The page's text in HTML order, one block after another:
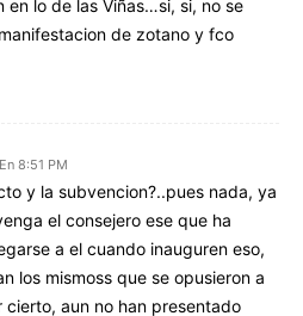
en lo de las Viñas…si, si, no se
de zotano y fco
8:51 PM
y la subvencion?..pues nada, ya
el consejero ese que ha
a el cuando inauguren eso,
los mismoss que se opusieron a
cierto, aun no han presentado